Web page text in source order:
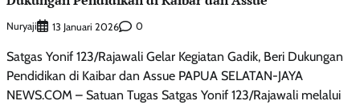
Nuryaji 13 Januari 2026 0
Satgas Yonif 123/Rajawali Gelar Kegiatan Gadik, Beri Dukungan
Pendidikan di Kaibar dan Assue PAPUA SELATAN-JAYA
NEWS.COM – Satuan Tugas Satgas Yonif 123/Rajawali melalui